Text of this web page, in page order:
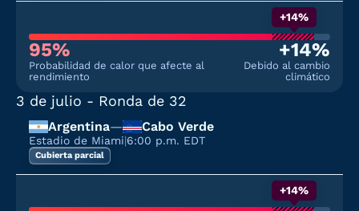
+14%
95%
Probabilidad de calor que afecte al
rendimiento
+14%
Debido al cambio
climático
3 de julio - Ronda de 32
Argentina— Cabo Verde
Estadio de Miami|6:00 p.m. EDT
Cubierta parcial
+14%